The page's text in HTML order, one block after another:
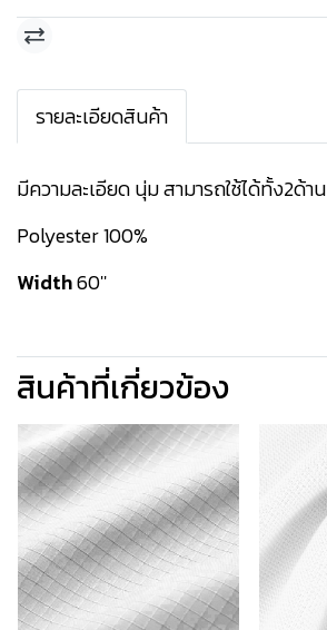
รายละเอียดสินค้า
มีความละเอียด นุ่ม สามารถใช้ได้ทั้ง2ด้าน
Polyester 100%
Width60''
สินค้าที่เกี่ยวข้อง